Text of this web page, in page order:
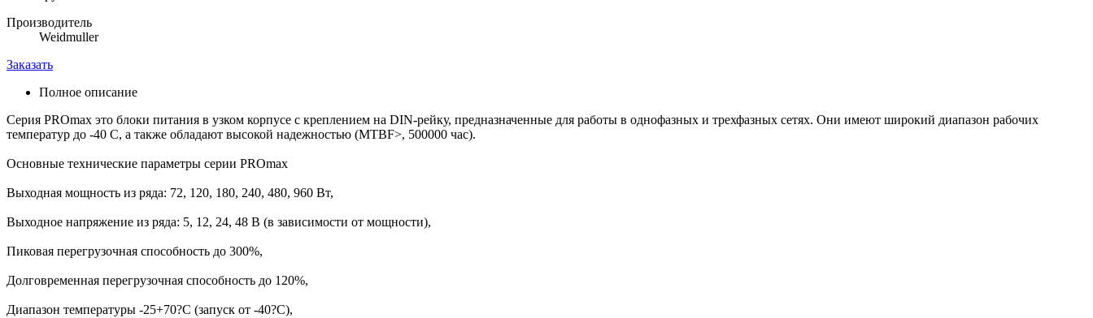
Производитель
Weidmuller
Заказать
Полное описание
Серия PROmax это блоки питания в узком корпусе с креплением на DIN-рейку, предназначенные для работы в однофазных и трехфазных сетях. Они имеют широкий диапазон рабочих
температур до -40 С, а также обладают высокой надежностью (MTBF>, 500000 час).
Основные технические параметры серии PROmax
Выходная мощность из ряда: 72, 120, 180, 240, 480, 960 Вт,
Выходное напряжение из ряда: 5, 12, 24, 48 В (в зависимости от мощности),
Пиковая перегрузочная способность до 300%,
Долговременная перегрузочная способность до 120%,
Диапазон температуры -25+70?С (запуск от -40?С),